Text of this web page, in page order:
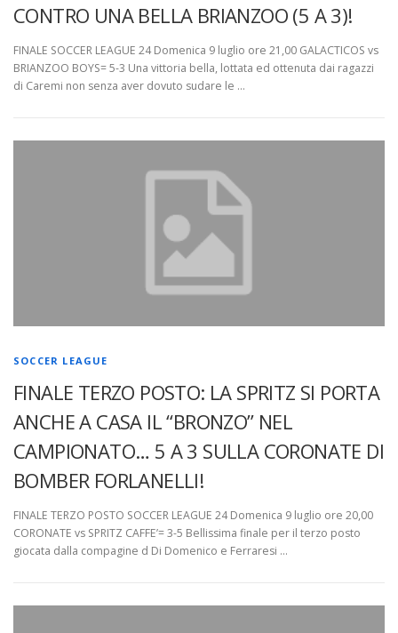
CONTRO UNA BELLA BRIANZOO (5 A 3)!
FINALE SOCCER LEAGUE 24 Domenica 9 luglio ore 21,00 GALACTICOS vs
BRIANZOO BOYS= 5-3 Una vittoria bella, lottata ed ottenuta dai ragazzi
di Caremi non senza aver dovuto sudare le …
SOCCER LEAGUE
FINALE TERZO POSTO: LA SPRITZ SI PORTA
ANCHE A CASA IL “BRONZO” NEL
CAMPIONATO… 5 A 3 SULLA CORONATE DI
BOMBER FORLANELLI!
FINALE TERZO POSTO SOCCER LEAGUE 24 Domenica 9 luglio ore 20,00
CORONATE vs SPRITZ CAFFE’= 3-5 Bellissima finale per il terzo posto
giocata dalla compagine d Di Domenico e Ferraresi …